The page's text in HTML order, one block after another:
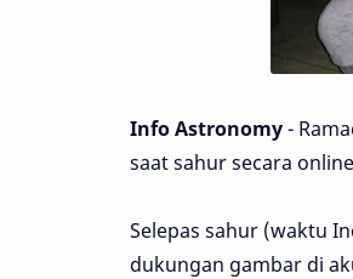
Info Astronomy-
saat sahur secara
Selepas sahur (waktu
dukungan gambar di